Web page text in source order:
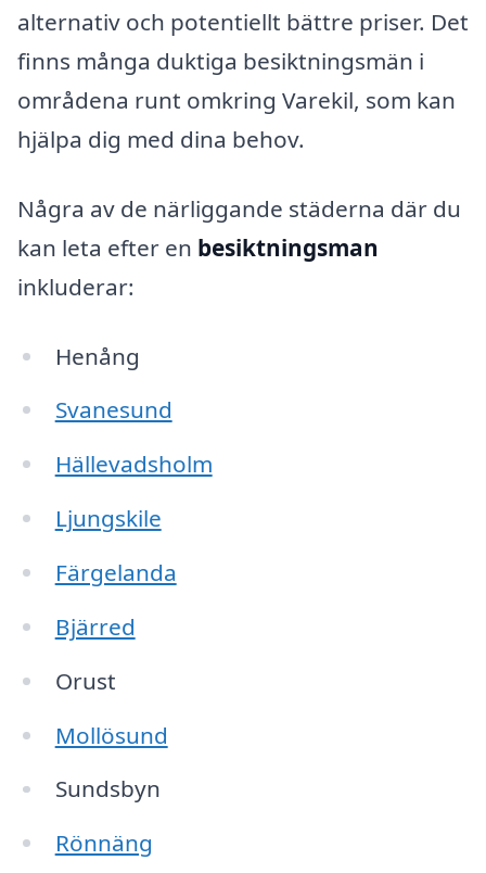
alternativ och potentiellt bättre priser. Det
finns många duktiga besiktningsmän i
områdena runt omkring Varekil, som kan
hjälpa dig med dina behov.
Några av de närliggande städerna där du
kan leta efter en besiktningsman
inkluderar:
Henång
Svanesund
Hällevadsholm
Ljungskile
Färgelanda
Bjärred
Orust
Mollösund
Sundsbyn
Rönnäng